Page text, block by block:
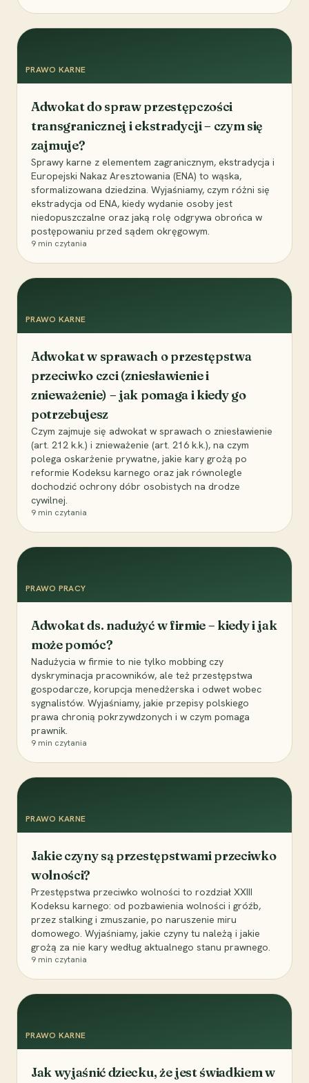
PRAWO KARNE
Adwokat do spraw przestępczości
transgranicznej i ekstradycji – czym się
zajmuje?
Sprawy karne z elementem zagranicznym, ekstradycja i
Europejski Nakaz Aresztowania (ENA) to wąska,
sformalizowana dziedzina. Wyjaśniamy, czym różni się
ekstradycja od ENA, kiedy wydanie osoby jest
niedopuszczalne oraz jaką rolę odgrywa obrońca w
postępowaniu przed sądem okręgowym.
9 min czytania
PRAWO KARNE
Adwokat w sprawach o przestępstwa
przeciwko czci (zniesławienie i
znieważenie) – jak pomaga i kiedy go
potrzebujesz
Czym zajmuje się adwokat w sprawach o zniesławienie
(art. 212 k.k.) i znieważenie (art. 216 k.k.), na czym
polega oskarżenie prywatne, jakie kary grożą po
reformie Kodeksu karnego oraz jak równolegle
dochodzić ochrony dóbr osobistych na drodze
cywilnej.
9 min czytania
PRAWO PRACY
Adwokat ds. nadużyć w firmie – kiedy i jak
może pomóc?
Nadużycia w firmie to nie tylko mobbing czy
dyskryminacja pracowników, ale też przestępstwa
gospodarcze, korupcja menedżerska i odwet wobec
sygnalistów. Wyjaśniamy, jakie przepisy polskiego
prawa chronią pokrzywdzonych i w czym pomaga
prawnik.
9 min czytania
PRAWO KARNE
Jakie czyny są przestępstwami przeciwko
wolności?
Przestępstwa przeciwko wolności to rozdział XXIII
Kodeksu karnego: od pozbawienia wolności i gróźb,
przez stalking i zmuszanie, po naruszenie miru
domowego. Wyjaśniamy, jakie czyny tu należą i jakie
grożą za nie kary według aktualnego stanu prawnego.
9 min czytania
PRAWO KARNE
Jak wyjaśnić dziecku, że jest świadkiem w